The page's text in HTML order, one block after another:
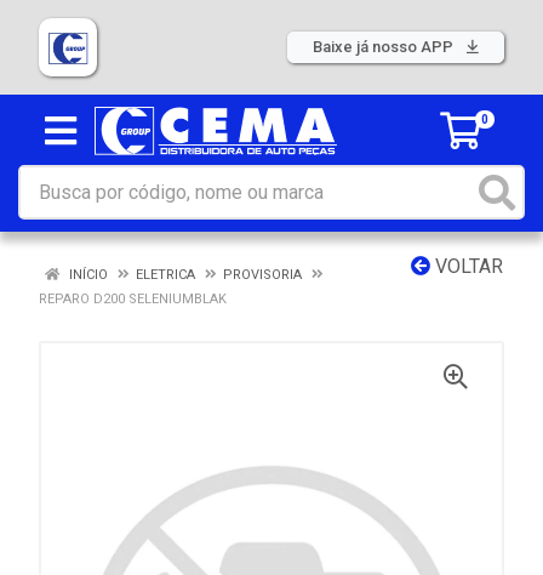
Baixe já nosso APP
0
VOLTAR
INÍCIO ELETRICA
PROVISORIA
REPARO D200 SELENIUMBLAK